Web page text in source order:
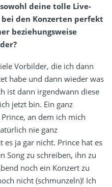
deine tolle Live-
den Konzerten perfekt
beziehungsweise
Vorbilder, die ich dann
habe und dann wieder was
ist dann irgendwann diese
jetzt bin. Ein ganz
an dem ich mich
nie ganz
es ja gar nicht. Prince hat es
Song zu schreiben, ihn zu
noch ein Konzert zu
nicht (schmunzeln)! Ich